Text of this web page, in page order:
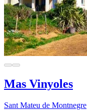
Mas Vinyoles
Sant Mateu de Montnegre